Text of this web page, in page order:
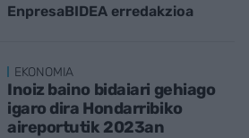
EnpresaBIDEA erredakzioa
EKONOMIA
Inoiz baino bidaiari gehiago
igaro dira Hondarribiko
aireportutik 2023an